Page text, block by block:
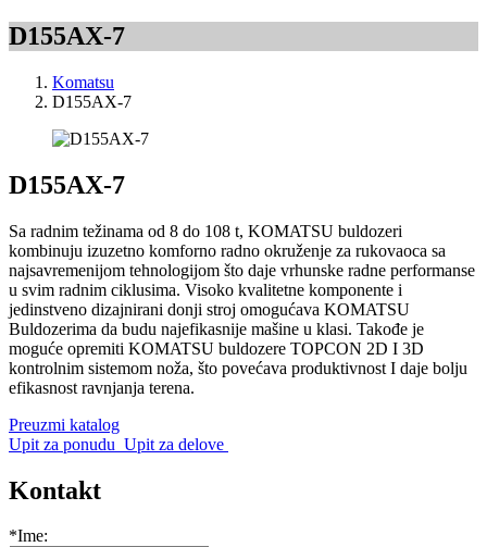
D155AX-7
Komatsu
D155AX-7
D155AX-7
Sa radnim težinama od 8 do 108 t, KOMATSU buldozeri
kombinuju izuzetno komforno radno okruženje za rukovaoca sa
najsavremenijom tehnologijom što daje vrhunske radne performanse
u svim radnim ciklusima. Visoko kvalitetne komponente i
jedinstveno dizajnirani donji stroj omogućava KOMATSU
Buldozerima da budu najefikasnije mašine u klasi. Takođe je
moguće opremiti KOMATSU buldozere TOPCON 2D I 3D
kontrolnim sistemom noža, što povećava produktivnost I daje bolju
efikasnost ravnjanja terena.
Preuzmi katalog
Upit za ponudu Upit za delove
Kontakt
*Ime: